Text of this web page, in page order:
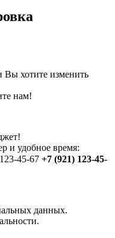
Вы хотите изменить
нам!
и удобное время:
45-67 +7 (921) 123-45-
данных.